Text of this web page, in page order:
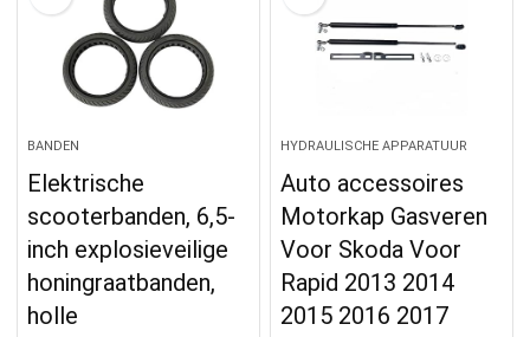
BANDEN
Elektrische
scooterbanden, 6,5-
inch explosieveilige
honingraatbanden,
holle
HYDRAULISCHE APPARATUUR
Auto accessoires
Motorkap Gasveren
Voor Skoda Voor
Rapid 2013 2014
2015 2016 2017